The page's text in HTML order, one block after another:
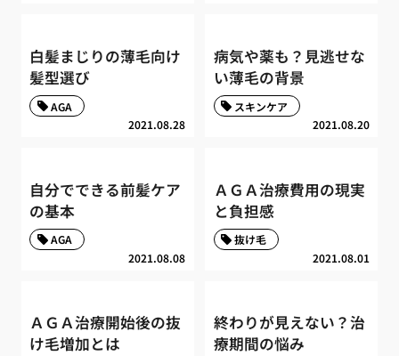
白髪まじりの薄毛向け
髪型選び
2021.08.28
AGA
病気や薬も？見逃せな
い薄毛の背景
2021.08.20
スキンケア
自分でできる前髪ケア
の基本
2021.08.08
AGA
ＡＧＡ治療費用の現実
と負担感
2021.08.01
抜け毛
ＡＧＡ治療開始後の抜
け毛増加とは
終わりが見えない？治
療期間の悩み